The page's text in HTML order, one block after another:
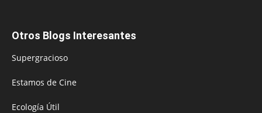
Otros Blogs Interesantes
Supergracioso
Estamos de Cine
Ecología Útil